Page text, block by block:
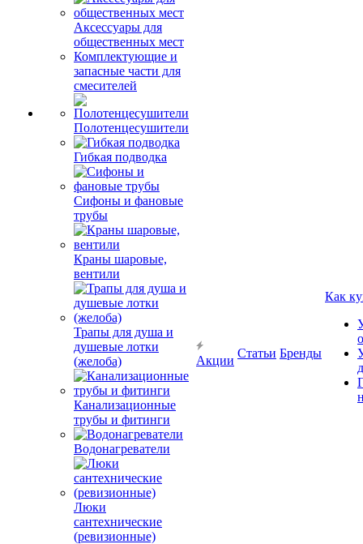
Аксессуары для
общественных мест
Комплектующие и
запасные части для
смесителей
Полотенцесушители
Гибкая подводка
Сифоны и фановые
трубы
Краны шаровые,
вентили
Трапы для душа и
душевые лотки
(желоба)
Канализационные
трубы и фитинги
Водонагреватели
Люки
сантехнические
(ревизионные)
Акции
Статьи Бренды
Как